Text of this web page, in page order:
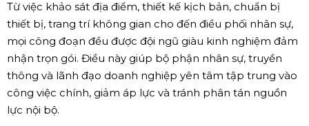
Từ việc khảo sát địa điểm, thiết kế kịch bản, chuẩn bị
thiết bị, trang trí không gian cho đến điều phối nhân sự,
mọi công đoạn đều được đội ngũ giàu kinh nghiệm đảm
nhận trọn gói. Điều này giúp bộ phận nhân sự, truyền
thông và lãnh đạo doanh nghiệp yên tâm tập trung vào
công việc chính, giảm áp lực và tránh phân tán nguồn
lực nội bộ.